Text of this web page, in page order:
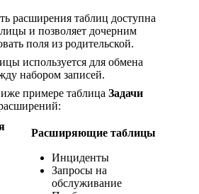
расширения таблиц доступна
и позволяет дочерним
поля из родительской.
используется для обмена
набором записей.
примере таблица Задачи
Расширяющие таблицы
Инциденты
Запросы на
обслуживание